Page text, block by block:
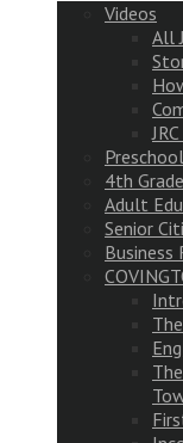
Videos
All
4th
Adult
Senior
Business